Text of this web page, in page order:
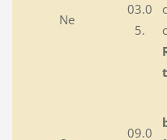
Ne
03.0
5.
09.0